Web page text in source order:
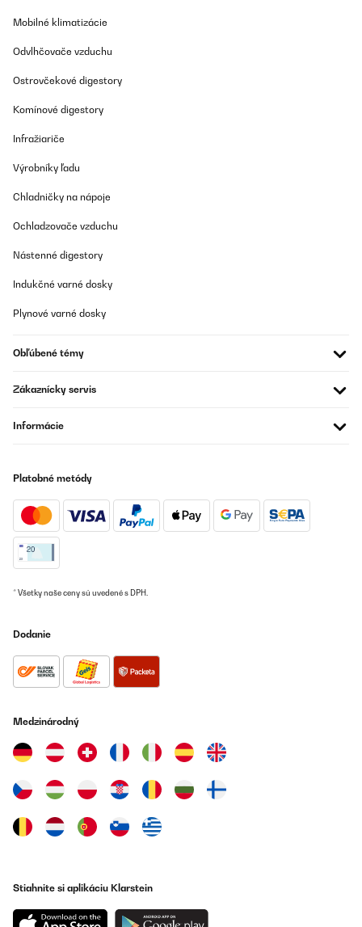
Mobilné klimatizácie
Odvlhčovače vzduchu
Ostrovčekové digestory
Komínové digestory
Infražiariče
Výrobníky ľadu
Chladničky na nápoje
Ochladzovače vzduchu
Nástenné digestory
Indukčné varné dosky
Plynové varné dosky
Obľúbené témy
Zákaznícky servis
Informácie
Platobné metódy
* Všetky naše ceny sú uvedené s DPH.
Dodanie
Medzinárodný
Stiahnite si aplikáciu Klarstein